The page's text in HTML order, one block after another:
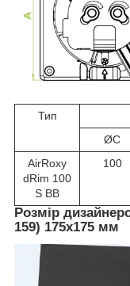
Тип
ØC
AirRoxy
dRim 100
S BB
100
Розмір
159) 175х175 мм